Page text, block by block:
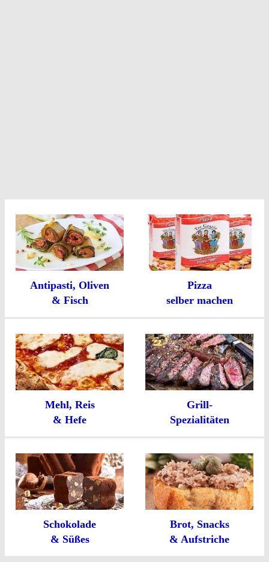
Antipasti, Oliven
& Fisch
Pizza
selber machen
Mehl, Reis
& Hefe
Grill-
Spezialitäten
Schokolade
& Süßes
Brot, Snacks
& Aufstriche